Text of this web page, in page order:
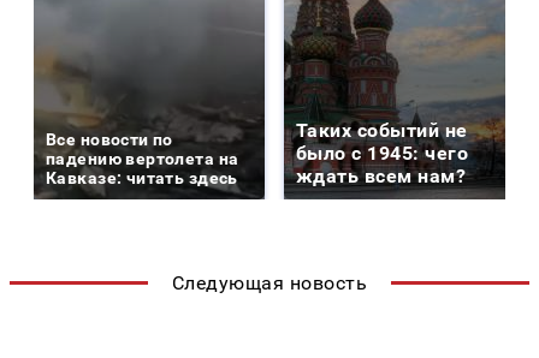
Все новости по
падению вертолета на
Кавказе: читать здесь
Таких событий не
было с 1945: чего
ждать всем нам?
Следующая новость